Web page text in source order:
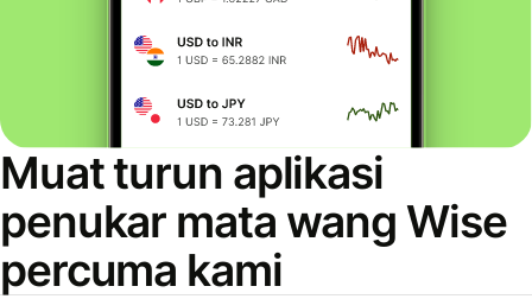
Muat turun aplikasi
penukar mata wang Wise
percuma kami